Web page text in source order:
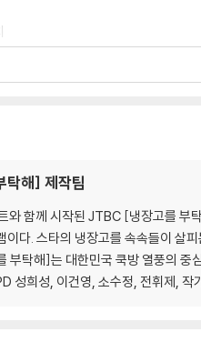
뉴
부’ 제작진이 뽑은 최고의 메뉴 10 |
해] 제작팀
와 함께 시작된 JTBC [냉장고를 부
이다. 스타의 냉장고를 속속들이 살
부탁해]는 대한민국 쿡방 열풍의 중
성희성, 이건영, 소수정, 전휘제,